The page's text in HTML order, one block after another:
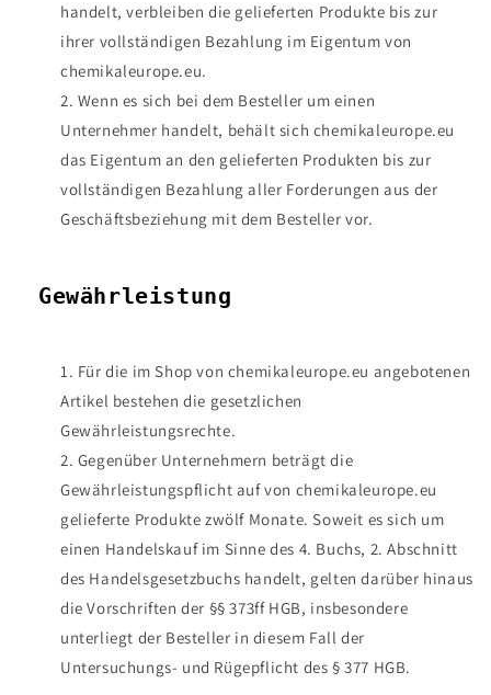
handelt, verbleiben die gelieferten Produkte bis zur
ihrer vollständigen Bezahlung im Eigentum von
chemikaleurope.eu.
Wenn es sich bei dem Besteller um einen
Unternehmer handelt, behält sich chemikaleurope.eu
das Eigentum an den gelieferten Produkten bis zur
vollständigen Bezahlung aller Forderungen aus der
Geschäftsbeziehung mit dem Besteller vor.
Gewährleistung
Für die im Shop von chemikaleurope.eu angebotenen
Artikel bestehen die gesetzlichen
Gewährleistungsrechte.
Gegenüber Unternehmern beträgt die
Gewährleistungspflicht auf von chemikaleurope.eu
gelieferte Produkte zwölf Monate. Soweit es sich um
einen Handelskauf im Sinne des 4. Buchs, 2. Abschnitt
des Handelsgesetzbuchs handelt, gelten darüber hinaus
die Vorschriften der §§ 373ff HGB, insbesondere
unterliegt der Besteller in diesem Fall der
Untersuchungs- und Rügepflicht des § 377 HGB.